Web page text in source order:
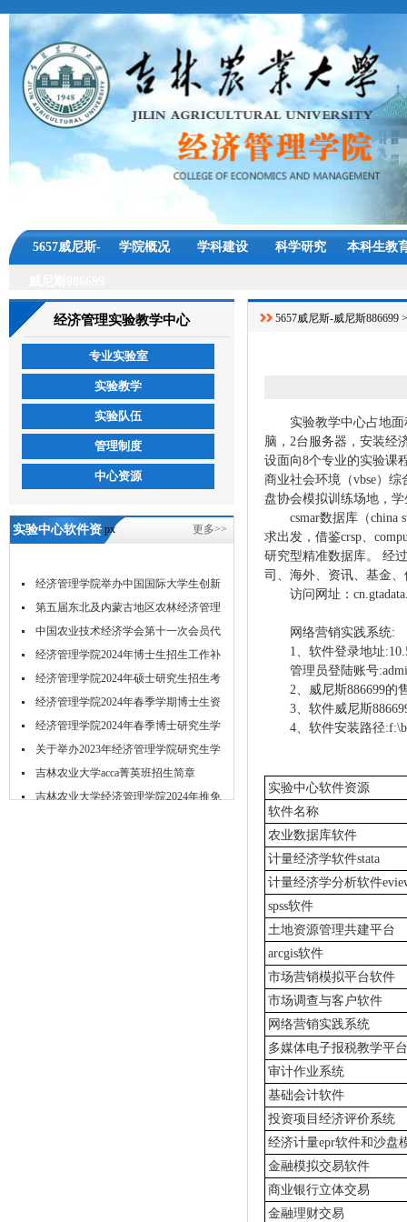
5657威尼斯- 学院概况 学科建设 科学研究 本科生教
经济管理实验教学中心
专业实验室
实验教学
实验队伍
管理制度
中心资源
px
实验中心软件资 更多>>
经济管理学院举办中国国际大学生创新
大...
第五届东北及内蒙古地区农林经济管理
学...
中国农业技术经济学会第十一次会员代
表...
经济管理学院2024年博士生招生工作补
充...
经济管理学院2024年硕士研究生招生考
试...
经济管理学院2024年春季学期博士生资
格...
经济管理学院2024年春季博士研究生学
位...
关于举办2023年经济管理学院研究生学
术...
吉林农业大学acca菁英班招生简章
吉林农业大学经济管理学院2024年推免
5657威尼斯-威尼斯886699
实验教学中心占地
脑，2台服务器，安装经
设面向8个专业的实验课
商业社会环境（vbse）
盘协会模拟训练场地，
csmar数据库（china
求出发，借鉴crsp、
研究型精准数据库。 经
司、海外、资讯、基金
访问网址：
网络营销实践系统:
1、 软件登录地址
管理员登陆账号
2、威尼斯886699的
3、软件威尼斯
4、软件安装路径
实验中心软件资源
软件名称
农业数据库软件
计量经济学软件stata
计量经济学分析软件
spss软件
土地资源管理共建平台
arcgis软件
市场营销模拟平台软件
市场调查与客户软件
网络营销实践系统
多媒体电子报税教学平台
审计作业系统
基础会计软件
投资项目经济评价系统
经济计量epr软件和沙盘
金融模拟交易软件
商业银行立体交易
金融理财交易